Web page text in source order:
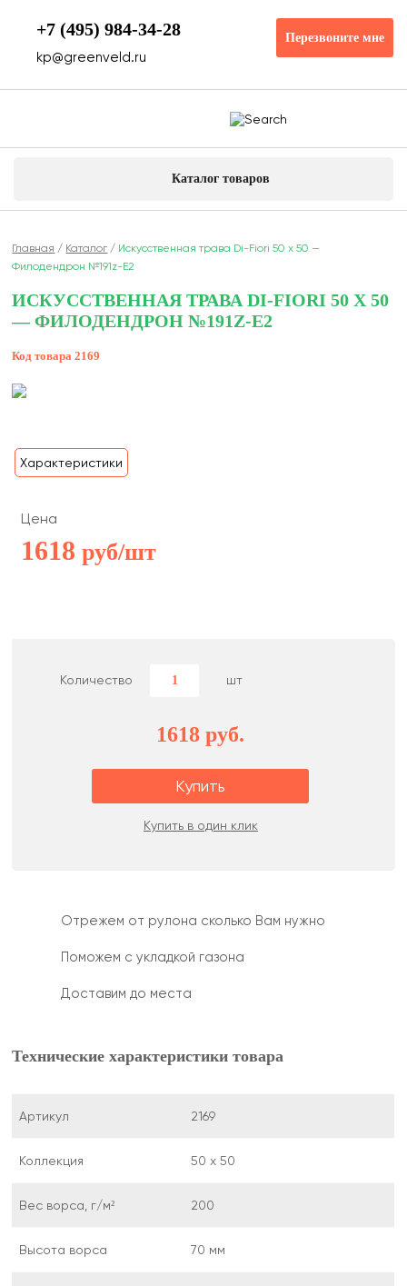
+7 (495) 984-34-28
kp@greenveld.ru
Перезвоните мне
Каталог товаров
Главная / Каталог / Искусственная трава Di-Fiori 50 х 50 —
Филодендрон №191z-E2
ИСКУССТВЕННАЯ ТРАВА DI-FIORI 50 Х 50
— ФИЛОДЕНДРОН №191Z-E2
Код товара2169
Характеристики
Цена
1618 руб/шт
Количество шт
1618 руб.
Купить
Купить в один клик
Отрежем от рулона сколько Вам нужно
Поможем с укладкой газона
Доставим до места
Технические характеристики товара
Артикул 2169
Коллекция 50 х 50
Вес ворса, г/м² 200
Высота ворса 70 мм